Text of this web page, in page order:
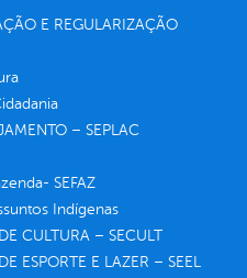
E REGULARIZAÇÃO
– SEPLAC
SEFAZ
Indígenas
CULTURA – SECULT
ESPORTE E LAZER – SEEL